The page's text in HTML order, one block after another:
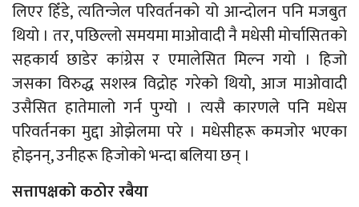
लिएर हिँडे, त्यतिन्जेल परिवर्तनको यो आन्दोलन पनि मजबुत
थियो । तर, पछिल्लो समयमा माओवादी नै मधेसी मोर्चासितको
सहकार्य छाडेर कांग्रेस र एमालेसित मिल्न गयो । हिजो
जसका विरुद्ध सशस्त्र विद्रोह गरेको थियो, आज माओवादी
उसैसित हातेमालो गर्न पुग्यो । त्यसै कारणले पनि मधेस
परिवर्तनका मुद्दा ओझेलमा परे । मधेसीहरू कमजोर भएका
होइनन्, उनीहरू हिजोको भन्दा बलिया छन् ।
सत्तापक्षको कठोर रबैया